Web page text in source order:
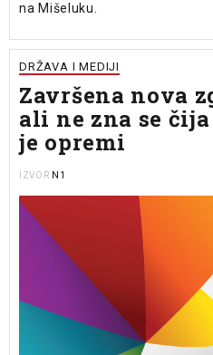
na Mišeluku.
DRŽAVA I MEDIJI
Završena nova
ali ne zna se
je opremi
IZVOR N1